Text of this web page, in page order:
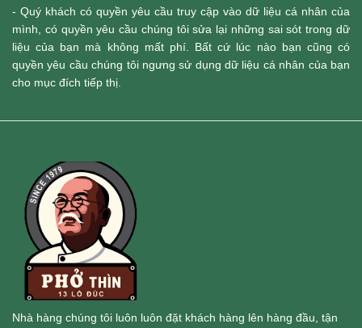
- Quý khách có quyền yêu cầu truy cập vào dữ liệu cá nhân của
mình, có quyền yêu cầu chúng tôi sửa lại những sai sót trong dữ
liệu của bạn mà không mất phí. Bất cứ lúc nào bạn cũng có
quyền yêu cầu chúng tôi ngưng sử dụng dữ liệu cá nhân của bạn
cho mục đích tiếp thị.
Nhà hàng chúng tôi luôn luôn đặt khách hàng lên hàng đầu, tận